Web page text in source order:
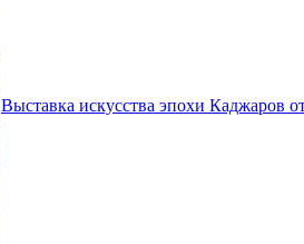
Выставка искусства эпохи Каджаров